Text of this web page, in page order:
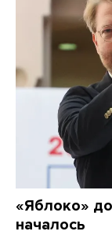
«Яблоко»
началось